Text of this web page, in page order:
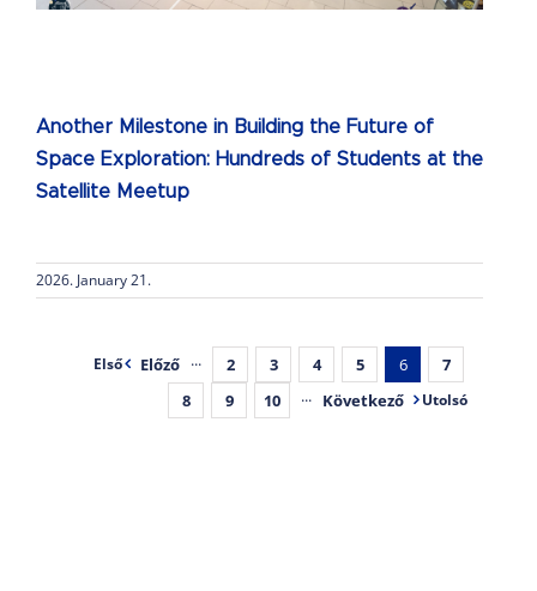
Another Milestone in Building the Future of
Space Exploration: Hundreds of Students at the
Satellite Meetup
2026. January 21.
Első Előző ··· 2 3 4 5 6
7
8
9 10 ··· Következő Utolsó